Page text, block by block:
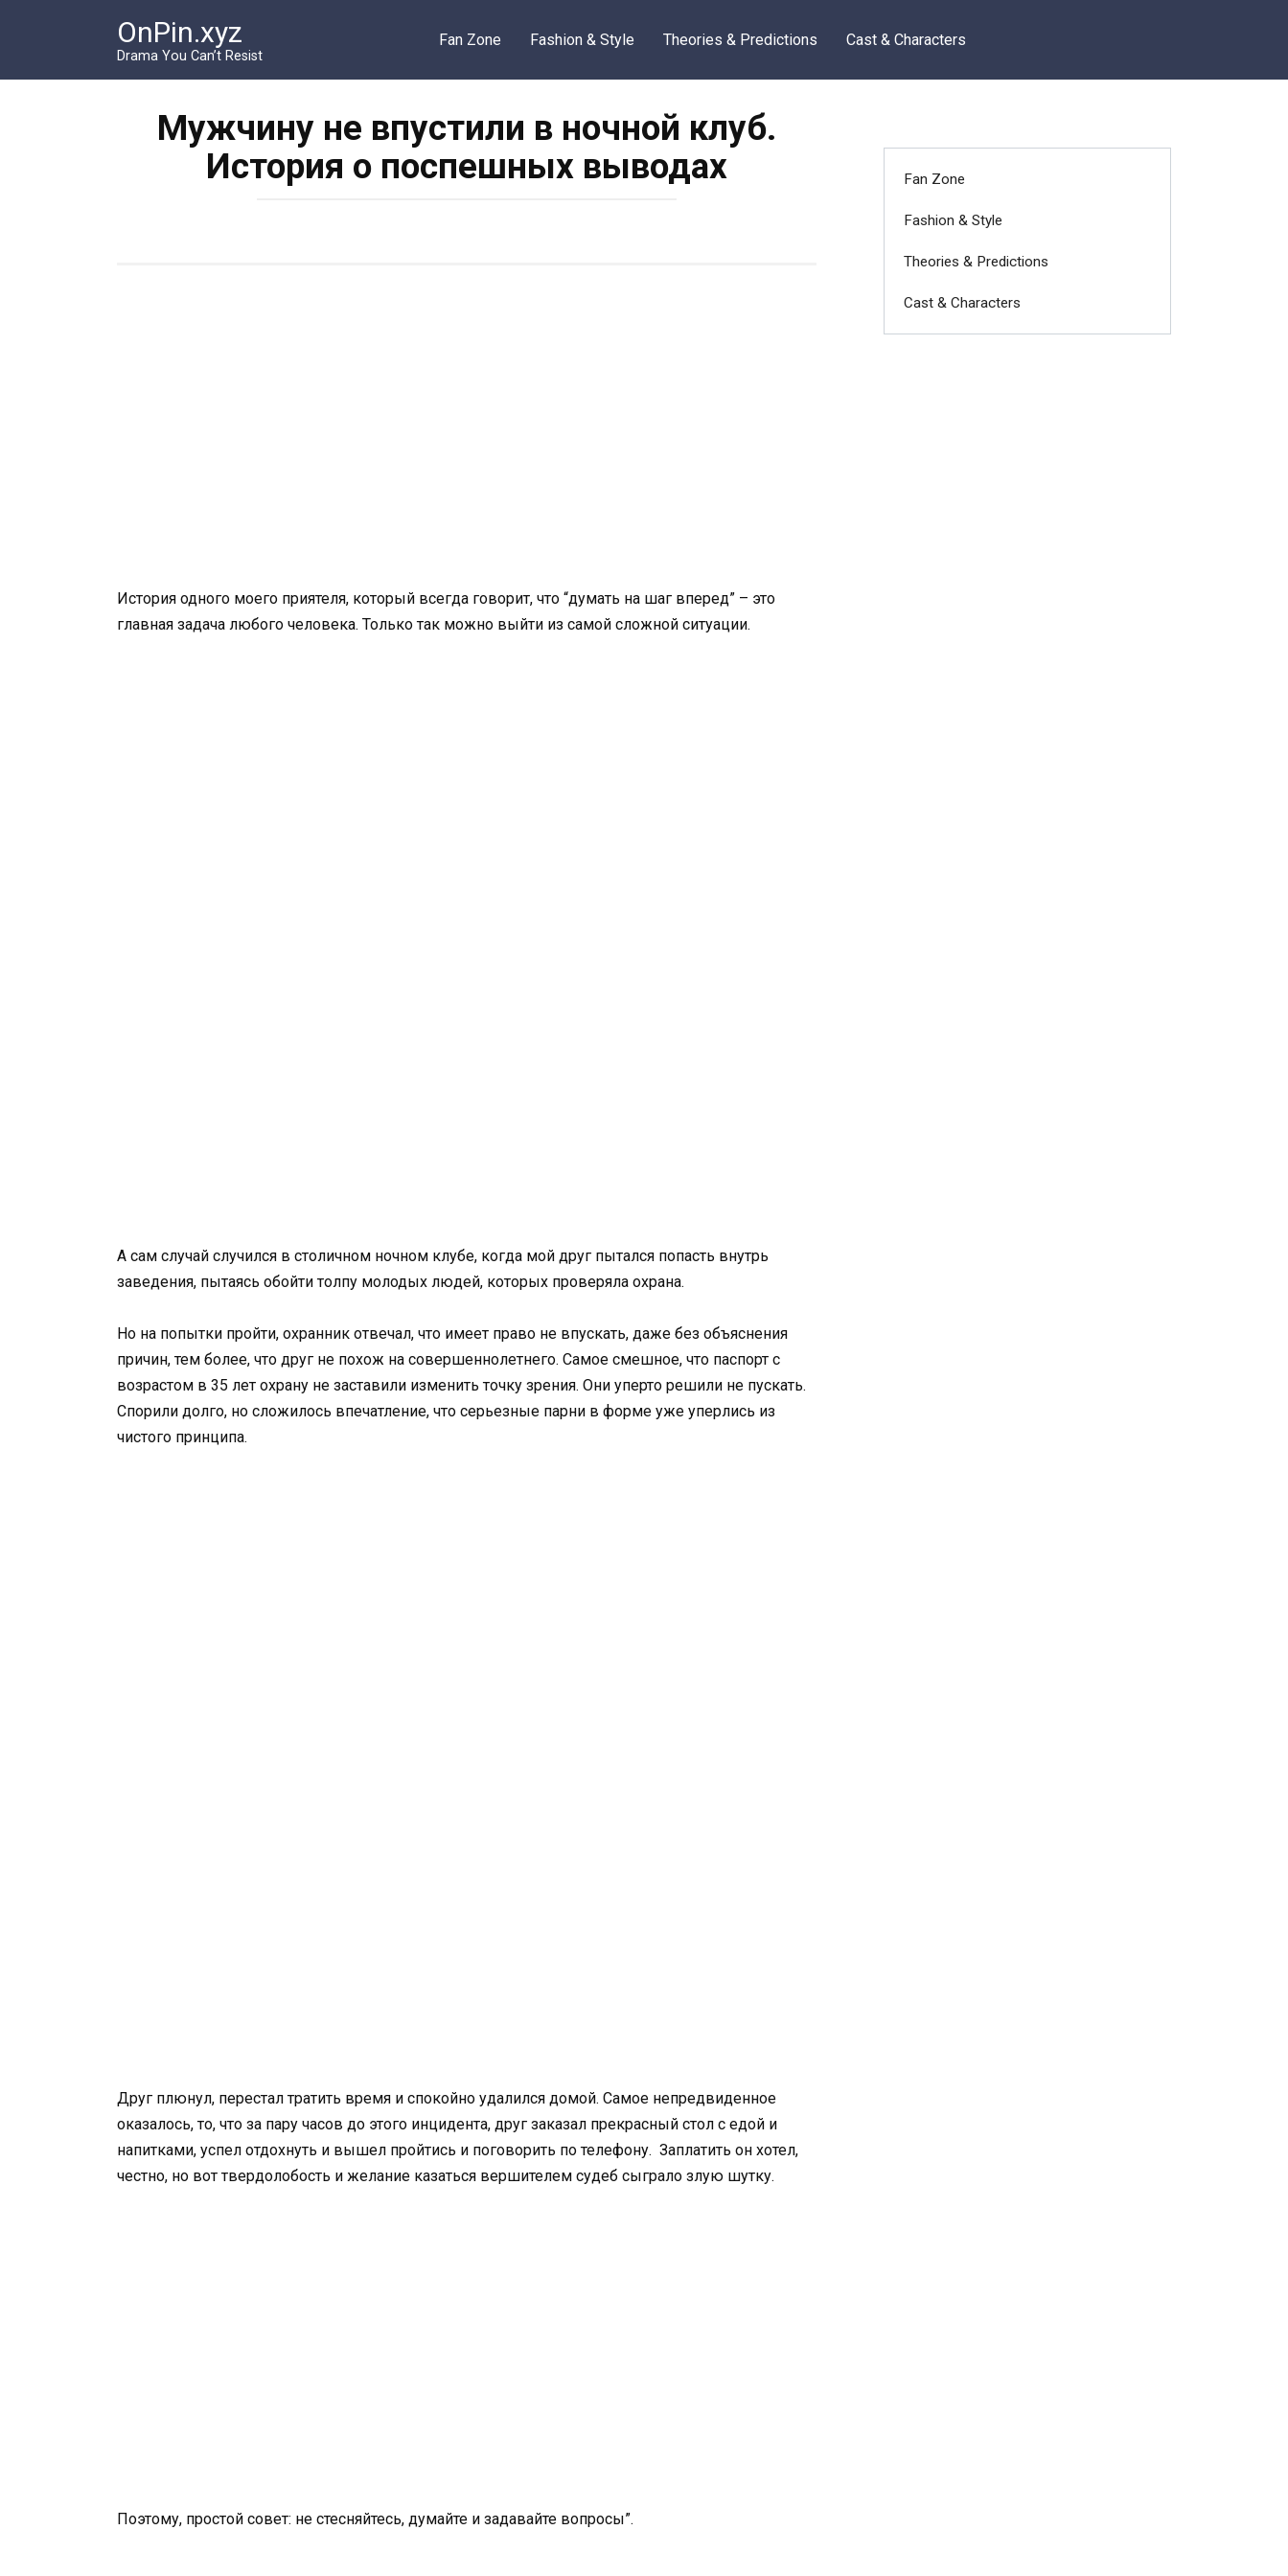
OnPin.xyz
Drama You Can’t Resist
Fan Zone Fashion & Style Theories & Predictions Cast & Characters
Мужчину не впустили в ночной клуб.
История о поспешных выводах
История одного моего приятеля, который всегда говорит, что “думать на шаг вперед” – это
главная задача любого человека. Только так можно выйти из самой сложной ситуации.
А сам случай случился в столичном ночном клубе, когда мой друг пытался попасть внутрь
заведения, пытаясь обойти толпу молодых людей, которых проверяла охрана.
Но на попытки пройти, охранник отвечал, что имеет право не впускать, даже без объяснения
причин, тем более, что друг не похож на совершеннолетнего. Самое смешное, что паспорт с
возрастом в 35 лет охрану не заставили изменить точку зрения. Они уперто решили не пускать.
Спорили долго, но сложилось впечатление, что серьезные парни в форме уже уперлись из
чистого принципа.
Друг плюнул, перестал тратить время и спокойно удалился домой. Самое непредвиденное
оказалось, то, что за пару часов до этого инцидента, друг заказал прекрасный стол с едой и
напитками, успел отдохнуть и вышел пройтись и поговорить по телефону. Заплатить он хотел,
честно, но вот твердолобость и желание казаться вершителем судеб сыграло злую шутку.
Поэтому, простой совет: не стесняйтесь, думайте и задавайте вопросы”.
Fan Zone
Fashion & Style
Theories & Predictions
Cast & Characters